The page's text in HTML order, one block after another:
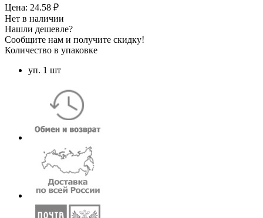
Цена: 24.58 ₽
Нет в наличии
Нашли дешевле?
Сообщите нам и получите скидку!
Количество в упаковке
уп. 1 шт